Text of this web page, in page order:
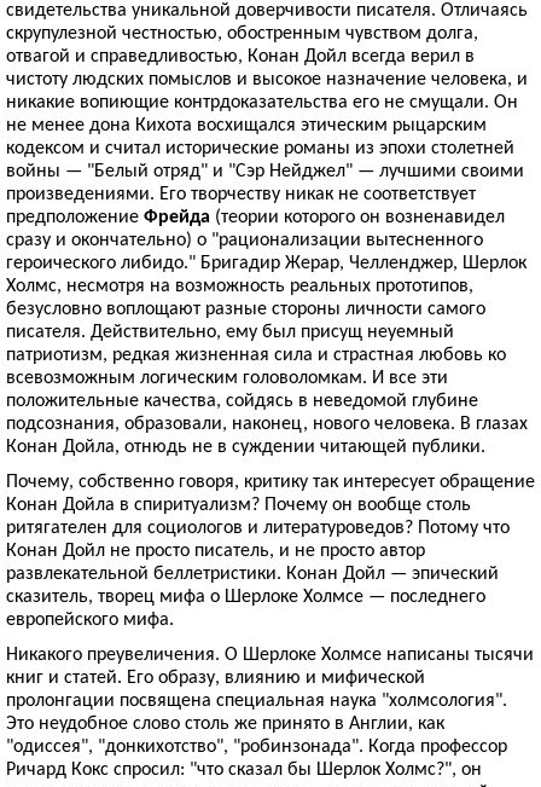
свидетельства уникальной доверчивости писателя. Отличаясь
скрупулезной честностью, обостренным чувством долга,
отвагой и справедливостью, Конан Дойл всегда верил в
чистоту людских помыслов и высокое назначение человека, и
никакие вопиющие контрдоказательства его не смущали. Он
не менее дона Кихота восхищался этическим рыцарским
кодексом и считал исторические романы из эпохи столетней
войны — "Белый отряд" и "Сэр Нейджел" — лучшими своими
произведениями. Его творчеству никак не соответствует
предположение Фрейда (теории которого он возненавидел
сразу и окончательно) о "рационализации вытесненного
героического либидо." Бригадир Жерар, Челленджер, Шерлок
Холмс, несмотря на возможность реальных прототипов,
безусловно воплощают разные стороны личности самого
писателя. Действительно, ему был присущ неуемный
патриотизм, редкая жизненная сила и страстная любовь ко
всевозможным логическим головоломкам. И все эти
положительные качества, сойдясь в неведомой глубине
подсознания, образовали, наконец, нового человека. В глазах
Конан Дойла, отнюдь не в суждении читающей публики.
Почему, собственно говоря, критику так интересует обращение
Конан Дойла в спиритуализм? Почему он вообще столь
ритягателен для социологов и литературоведов? Потому что
Конан Дойл не просто писатель, и не просто автор
развлекательной беллетристики. Конан Дойл — эпический
сказитель, творец мифа о Шерлоке Холмсе — последнего
европейского мифа.
Никакого преувеличения. О Шерлоке Холмсе написаны тысячи
книг и статей. Его образу, влиянию и мифической
пролонгации посвящена специальная наука "холмсология".
Это неудобное слово столь же принято в Англии, как
"одиссея", "донкихотство", "робинзонада". Когда профессор
Ричард Кокс спросил: "что сказал бы Шерлок Холмс?", он